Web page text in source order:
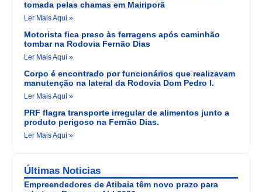
tomada pelas chamas em Mairiporã
Ler Mais Aqui »
Motorista fica preso às ferragens após caminhão
tombar na Rodovia Fernão Dias
Ler Mais Aqui »
Corpo é encontrado por funcionários que realizavam
manutenção na lateral da Rodovia Dom Pedro I.
Ler Mais Aqui »
PRF flagra transporte irregular de alimentos junto a
produto perigoso na Fernão Dias.
Ler Mais Aqui »
Últimas Noticias
Empreendedores de Atibaia têm novo prazo para